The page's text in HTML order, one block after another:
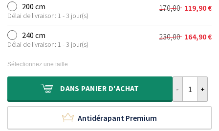
initial
était :
120,00 €.
actuel
est :
84,90 €.
200 cm
Délai de livraison: 1 - 3 jour(s)
170,00
Le
prix
initial
était :
119,90€
Le
prix
actuel
est :
240 cm
Délai de livraison: 1 - 3 jour(s)
230,00
Le
230,00 €.
164,90€
Le
164,90 €.
Sélectionnez une taille
DANS PANIER D'ACHAT
Antidérapant Premium